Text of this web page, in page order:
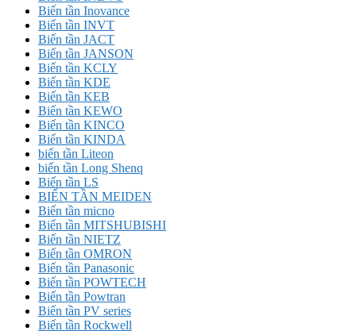
Biến tần Inovance
Biến tần INVT
Biến tần JACT
Biến tần JANSON
Biến tần KCLY
Biến tần KDE
Biến tần KEB
Biến tần KEWO
Biến tần KINCO
Biến tần KINDA
biến tần Liteon
biến tần Long Shenq
Biến tần LS
BIẾN TẦN MEIDEN
Biến tần micno
Biến tần MITSHUBISHI
Biến tần NIETZ
Biến tần OMRON
Biến tần Panasonic
Biến tần POWTECH
Biến tần Powtran
Biến tần PV series
Biến tần Rockwell